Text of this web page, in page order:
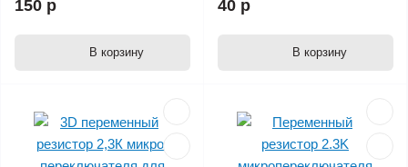
150 р
В корзину
40 р
В корзину